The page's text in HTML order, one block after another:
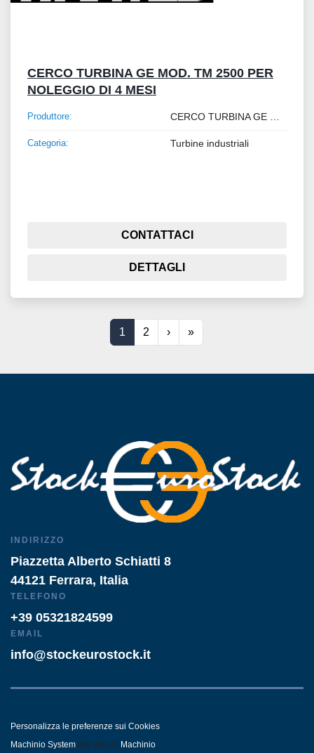
CERCO TURBINA GE MOD. TM 2500 PER
NOLEGGIO DI 4 MESI
Produttore:
Categoria: Turbine industriali
CONTATTACI
DETTAGLI
1 2 › »
INDIRIZZO
Piazzetta Alberto Schiatti 8
44121 Ferrara, Italia
TELEFONO
+39 05321824599
EMAIL
info@stockeurostock.it
Personalizza le preferenze sui Cookies
Machinio System sito web di Machinio